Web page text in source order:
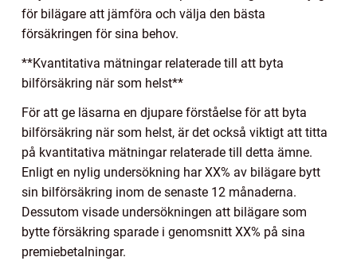
för bilägare att jämföra och välja den bästa
försäkringen för sina behov.
**Kvantitativa mätningar relaterade till att byta
bilförsäkring när som helst**
För att ge läsarna en djupare förståelse för att byta
bilförsäkring när som helst, är det också viktigt att titta
på kvantitativa mätningar relaterade till detta ämne.
Enligt en nylig undersökning har XX% av bilägare bytt
sin bilförsäkring inom de senaste 12 månaderna.
Dessutom visade undersökningen att bilägare som
bytte försäkring sparade i genomsnitt XX% på sina
premiebetalningar.